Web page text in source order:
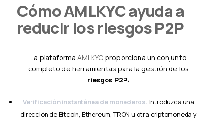
Cómo AMLKYC ayuda a
reducir los riesgos P2P
La plataforma AMLKYC proporciona un conjunto
completo de herramientas para la gestión de los
riesgos P2P:
Verificación instantánea de monederos. Introduzca una
dirección de Bitcoin, Ethereum, TRON u otra criptomoneda y